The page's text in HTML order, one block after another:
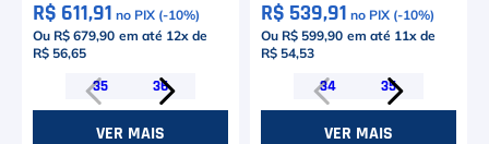
R$ 611,91 no PIX (-10%)
Ou R$ 679,90 em até 12x de
R$ 56,65
35 36
VER MAIS
R$ 539,91 no PIX (-10%)
Ou R$ 599,90 em até 11x de
R$ 54,53
34 35
VER MAIS